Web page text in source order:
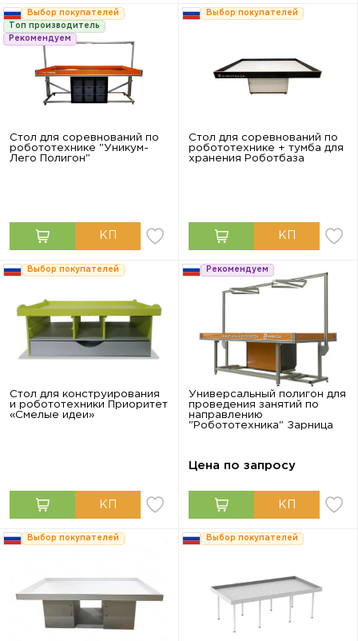
Выбор покупателей
Топ производитель
Рекомендуем
Стол для соревнований по
робототехнике "Уникум-
Лего Полигон"
Выбор покупателей
Стол для соревнований по
робототехнике + тумба для
хранения Роботбаза
Выбор покупателей
Стол для конструирования
и робототехники Приоритет
«Смелые идеи»
Рекомендуем
Универсальный полигон для
проведения занятий по
направлению
"Робототехника" Зарница
Цена по запросу
Выбор покупателей Выбор покупателей